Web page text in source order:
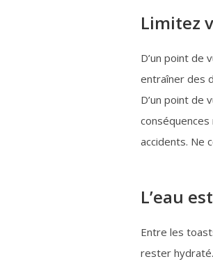
Limitez
D’un point de
entraîner des
D’un point de
accidents. Ne
L’eau
Entre les
rester